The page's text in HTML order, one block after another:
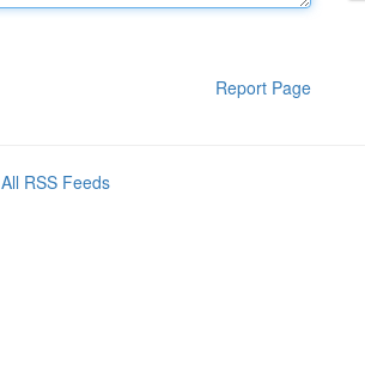
Report Page
All RSS Feeds